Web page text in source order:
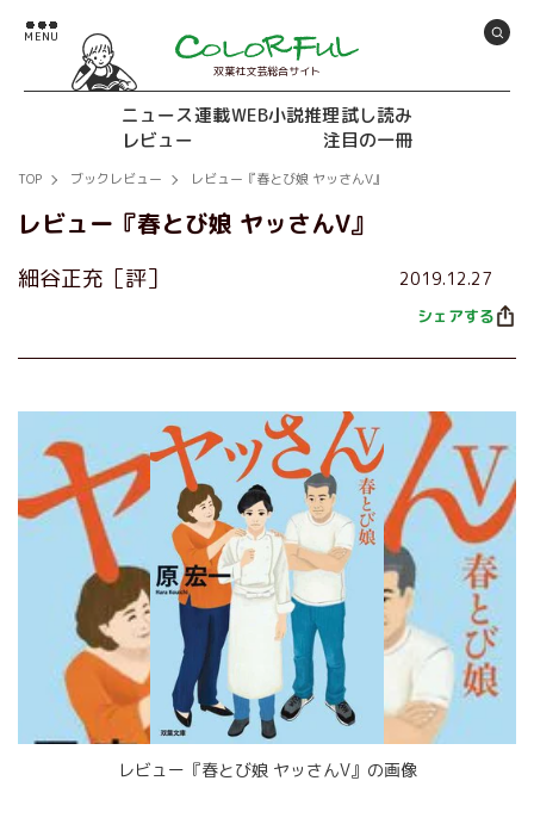
双葉社文芸総合サイト
ニュース連載WEB小説推理試し読み
レビュー
注目の一冊
TOP ブックレビュー レビュー『春とび娘 ヤッさんV』
レビュー『春とび娘 ヤッさんV』
細谷正充［評］ 2019.12.27
シェアする
レビュー『春とび娘 ヤッさんV』の画像